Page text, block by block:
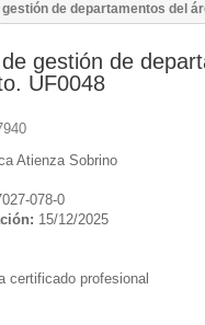
de departamentos del
gestión de
UF0048
Atienza Sobrino
078-0
15/12/2025
certificado profesional